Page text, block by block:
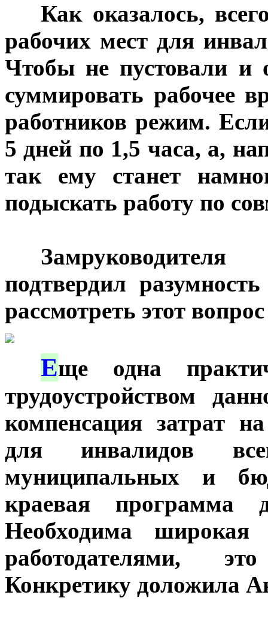
Как оказалось,
рабочих мест для
Чтобы не пустовали и
суммировать рабочее
работников режим.
5 дней по 1,5 часа, а,
так ему станет
подыскать работу по
подтвердил
рассмотреть этот
Еще одна
трудоустройством
компенсация затрат
для инвалидов
муниципальных и
краевая программа
Необходима широкая
работодателями,
Конкретику доложила